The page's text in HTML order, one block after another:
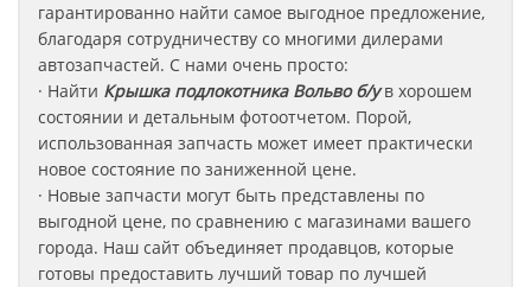
гарантированно найти самое выгодное предложение,
благодаря сотрудничеству со многими дилерами
автозапчастей. С нами очень просто:
· Найти Крышка подлокотникаВольвоб/ув хорошем
состоянии и детальным фотоотчетом. Порой,
использованная запчасть может имеет практически
новое состояние по заниженной цене.
· Новые запчасти могут быть представлены по
выгодной цене, по сравнению с магазинами вашего
города. Наш сайт объединяет продавцов, которые
готовы предоставить лучший товар по лучшей